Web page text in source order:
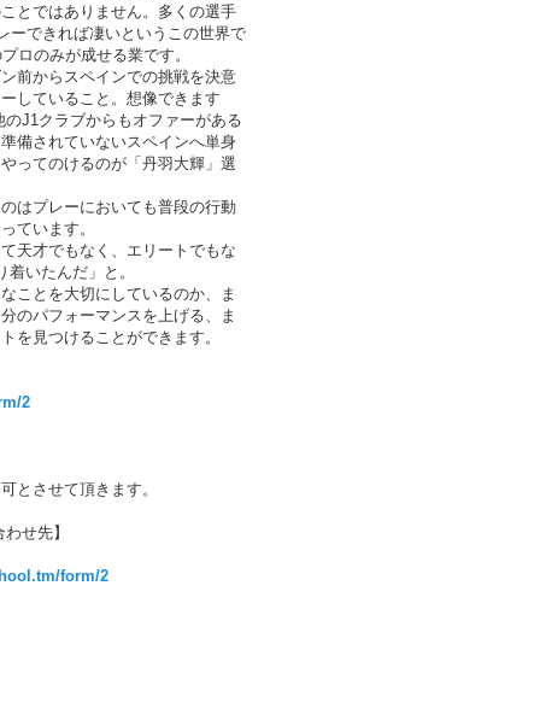
とではありません。多くの選手
ーできれば凄いというこの世界で
ロのみが成せる業です。
前からスペインでの挑戦を決意
していること。想像できます
J1クラブからもオファーがある
備されていないスペインへ単身
ってのけるのが「丹羽大輝」選
はプレーにおいても普段の行動
ています。
天才でもなく、エリートでもな
いたんだ」と。
ことを大切にしているのか、ま
のパフォーマンスを上げる、ま
を見つけることができます。
2
とさせて頂きます。
せ先】
form/2